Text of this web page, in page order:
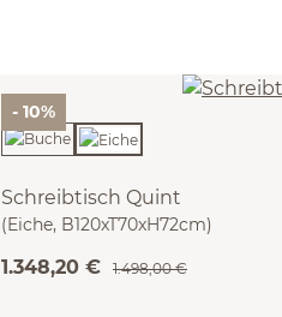
- 10%
Schreibtisch Quint
(Eiche, B120xT70xH72cm)
1.348,20 € 1.498,00 €